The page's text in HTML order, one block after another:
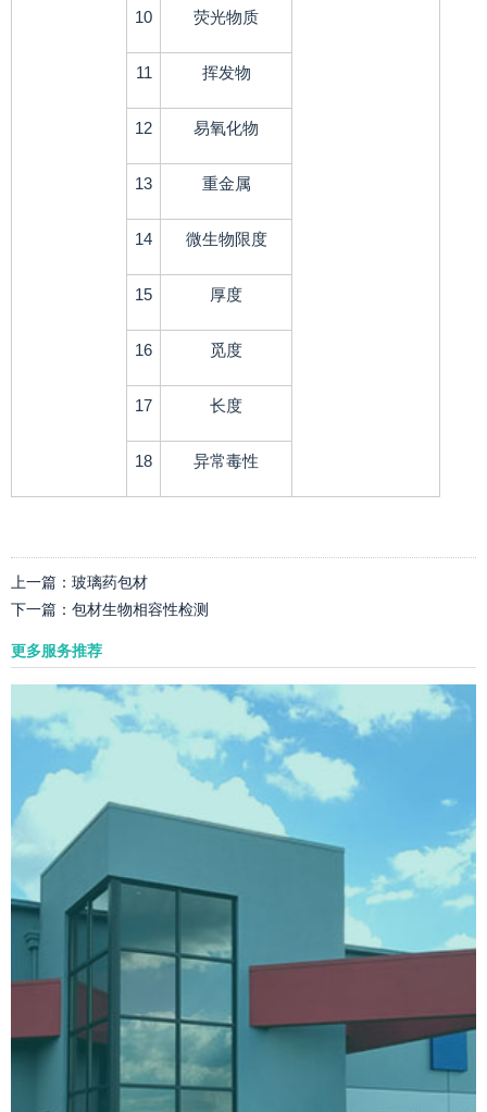
10 荧光物质
11 挥发物
12 易氧化物
13 重金属
14 微生物限度
15 厚度
16 觅度
17 长度
18 异常毒性
上一篇： 玻璃药包材
下一篇： 包材生物相容性检测
更多服务推荐